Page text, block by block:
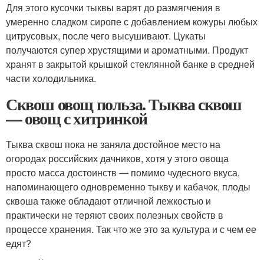
Для этого кусочки тыквы варят до размягчения в
умеренно сладком сиропе с добавлением кожуры любых
цитрусовых, после чего высушивают. Цукаты
получаются супер хрустящими и ароматными. Продукт
хранят в закрытой крышкой стеклянной банке в средней
части холодильника.
Сквош овощ польза. Тыква сквош
— овощ с хитринкой
Тыква сквош пока не заняла достойное место на
огородах российских дачников, хотя у этого овоща
просто масса достоинств — помимо чудесного вкуса,
напоминающего одновременно тыкву и кабачок, плоды
сквоша также обладают отличной лежкостью и
практически не теряют своих полезных свойств в
процессе хранения. Так что же это за культура и с чем ее
едят?